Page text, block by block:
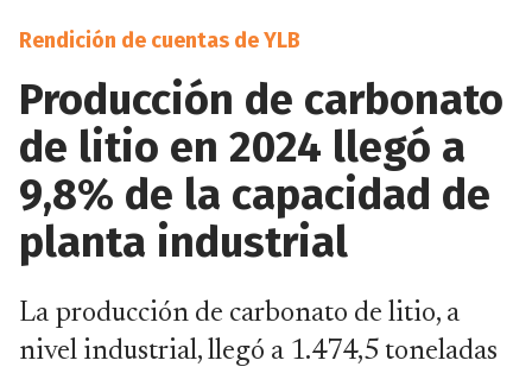
Rendición de cuentas de YLB
Producción de carbonato
de litio en 2024 llegó a
9,8% de la capacidad de
planta industrial
La producción de carbonato de litio, a
nivel industrial, llegó a 1.474,5 toneladas